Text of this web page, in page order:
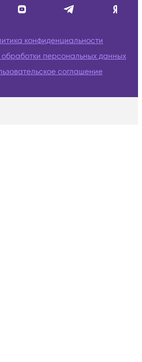
конфиденциальности
обработки персональных данных
соглашение